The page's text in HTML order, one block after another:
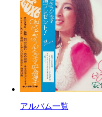
アルバム一覧